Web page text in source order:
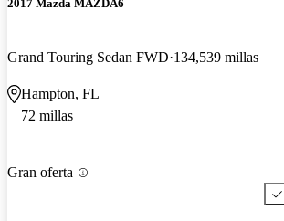
2017 Mazda MAZDA6
Grand Touring Sedan FWD 134,539 millas
Hampton, FL
72 millas
Gran oferta